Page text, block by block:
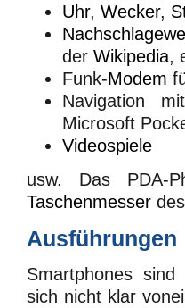
Uhr, Wecker,
der Wikipedia,
Funk-Modem
Navigation
Microsoft
Videospiele
usw. Das PDA-
Taschenmesser
Ausführungen
Smartphones
sich nicht klar